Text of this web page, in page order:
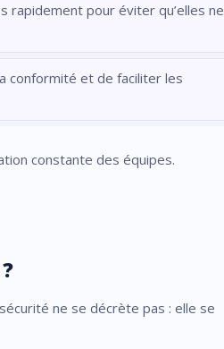
rapidement pour éviter qu’elles ne
conformité et de faciliter les
constante des équipes.
ne se décrète pas : elle se